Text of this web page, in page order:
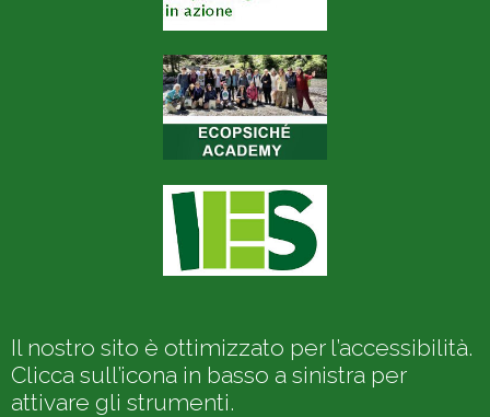
Il nostro sito è ottimizzato per l’accessibilità.
Clicca sull’icona in basso a sinistra per
attivare gli strumenti.